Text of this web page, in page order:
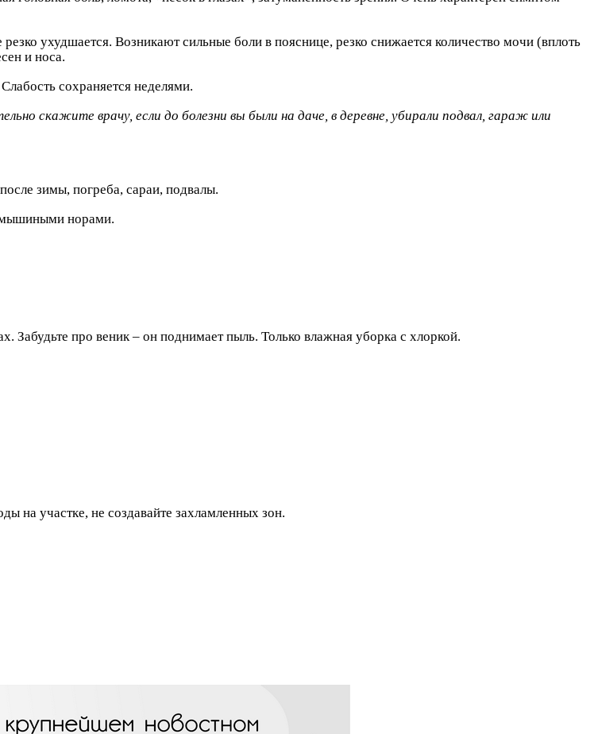
ухудшается. Возникают сильные боли в пояснице, резко снижается количество мочи (вплоть
и носа.
сохраняется неделями.
скажите врачу, если до болезни вы были на даче, в деревне, убирали подвал, гараж или
зимы, погреба, сараи, подвалы.
мышиными норами.
Забудьте про веник – он поднимает пыль. Только влажная уборка с хлоркой.
на участке, не создавайте захламленных зон.